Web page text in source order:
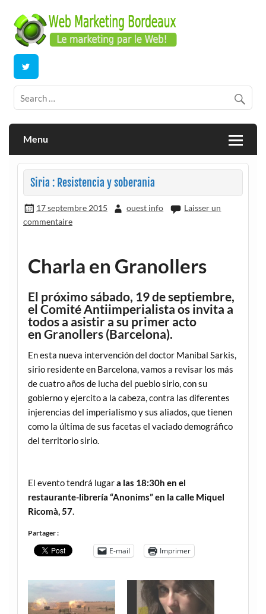
content
Webmarketing Bordeaux
E-commerce | ERP/CRM Dolibarr | Bordeaux
Menu
Siria : Resistencia y soberania
17 septembre 2015 ouest info
Laisser un
commentaire
Charla en Granollers
El próximosábado, 19 de septiembre,
el Comité Antiimperialista os invita a
todos a asistir a su primer acto
enGranollers(Barcelona).
En esta nueva intervención del doctor Manibal Sarkis,
sirio residente en Barcelona, vamos a revisar los más
de cuatro años de lucha del pueblo sirio, con su
gobierno y ejercito a la cabeza, contra las diferentes
injerencias del imperialismo y sus aliados, que tienen
como la última de sus facetas el vaciado demográfico
del territorio sirio.
El evento tendrá lugara las 18:30h en el
restaurante-librería “Anonims” en la calle Miquel
Ricomà, 57.
Partager :
E-mail Imprimer